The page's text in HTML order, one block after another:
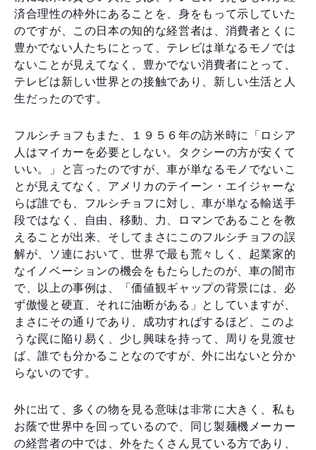
済合理性の枠外にあることを、身をもって示していた
のですが、この日本の知的な経営者は、消費者とくに
豊かでない人たちにとって、テレビは単なるモノでは
ないことが見えてなく、豊かでない消費者にとって、
テレビは新しい世界との接触であり、新しい生活と人
生だったのです。
フルシチョフもまた、１９５６年の訪米時に「ロシア
人はマイカーを必要としない。タクシーの方が安くて
いい。」と言ったのですが、車が単なるモノでないこ
とが見えてなく、アメリカのテイーン・エイジャーな
らば誰でも、フルシチョフに対し、車が単なる輸送手
段ではなく、自由、移動、力、ロマンであることを教
えることが出来、そしてまさにこのフルシチョフの誤
解が、ソ連において、世界で最も荒々しく、起業家的
なイノベーションの機会をもたらしたのが、車の闇市
で、以上の事例は、「価値観ギャップの背景には、必
ず傲慢と硬直、それに油断がある」としていますが、
まさにその通りであり、成功すればするほど、このよ
うな罠に陥り易く、少し興味を持って、周りを見渡せ
ば、誰でも分かることなのですが、外に出ないと分か
らないのです。
外に出て、多くの物を見る意味は非常に大きく、私も
お蔭で世界中を回っているので、同じ製麺機メーカー
の経営者の中では、外をたくさん見ている方であり、